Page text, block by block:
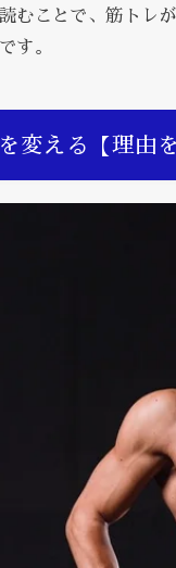
むことで、筋トレ
す。
変える【理由を